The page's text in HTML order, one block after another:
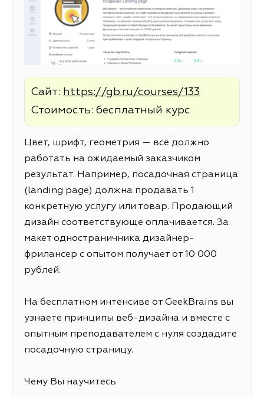
Сайт: https://gb.ru/courses/133
Стоимость: бесплатный курс
Цвет, шрифт, геометрия — всё должно
работать на ожидаемый заказчиком
результат. Например, посадочная страница
(landing page) должна продавать 1
конкретную услугу или товар. Продающий
дизайн соответствующе оплачивается. За
макет одностраничника дизайнер-
фрилансер с опытом получает от 10 000
рублей.
На бесплатном интенсиве от GeekBrains вы
узнаете принципы веб-дизайна и вместе с
опытным преподавателем с нуля создадите
посадочную страницу.
Чему Вы научитесь